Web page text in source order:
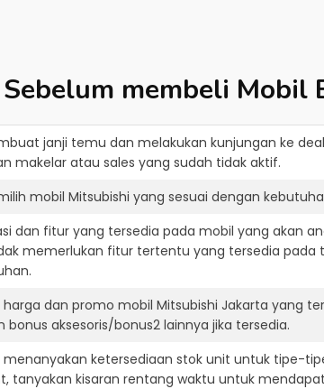
membeli Mobil
janji temu dan melakukan kunjungan ke
makelar atau sales yang sudah tidak aktif.
mobil Mitsubishi yang sesuai dengan
dan fitur yang tersedia pada mobil yang akan
memerlukan fitur tertentu yang tersedia
dan promo mobil Mitsubishi Jakarta yang
bonus aksesoris/bonus2 lainnya jika tersedia.
ketersediaan stok unit untuk tipe-
tanyakan kisaran rentang waktu untuk